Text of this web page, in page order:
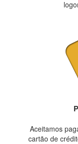
Aceitamos
cartão de